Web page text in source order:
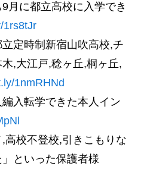
月に都立高校に入学でき
1rs8tJr
定時制新宿山吹高校,チ
,大江戸,稔ヶ丘,桐ヶ丘,
1nmRHNd
入転学できた本人イン
校不登校,引きこもりな
といった保護者様